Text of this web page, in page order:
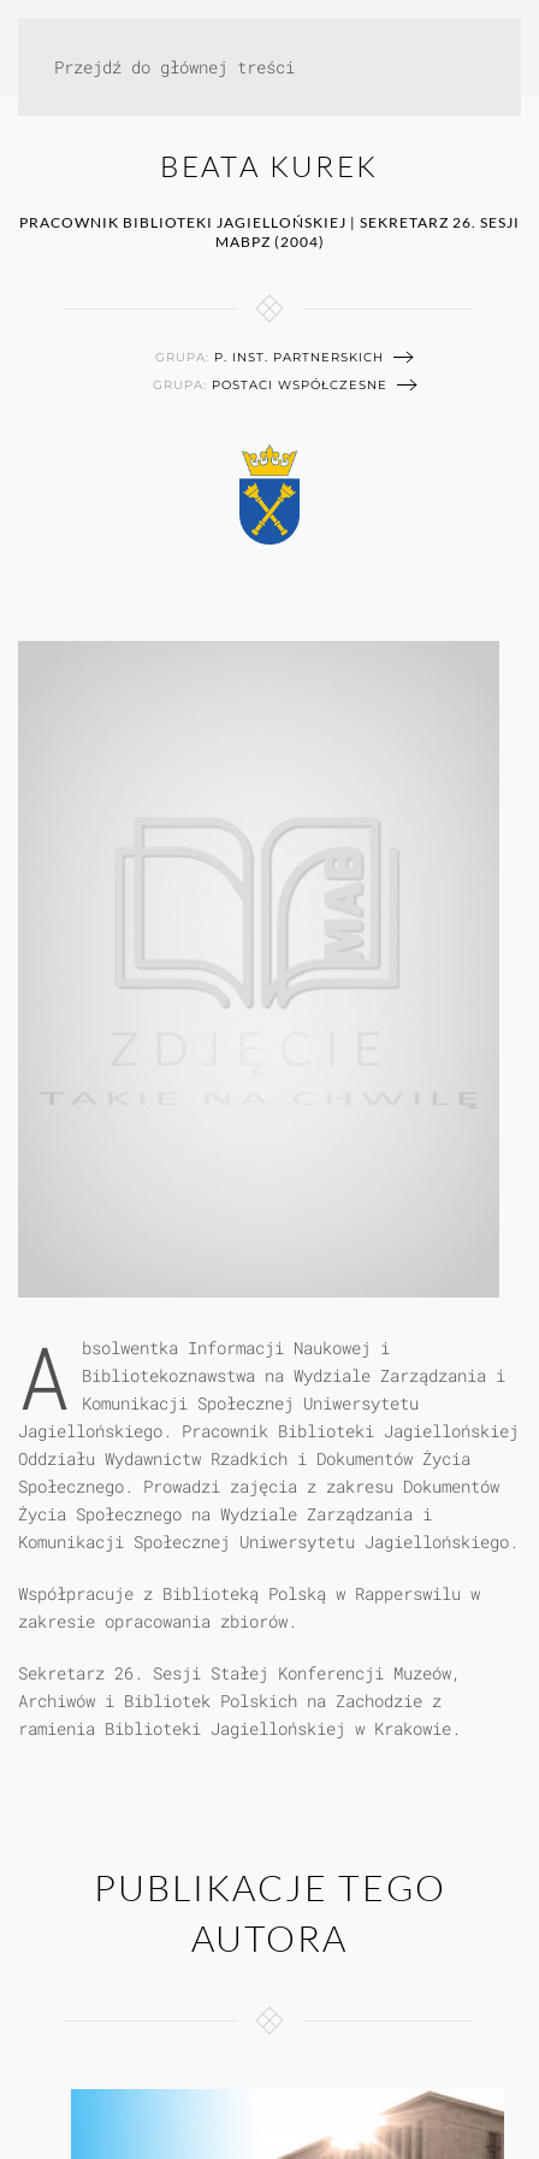
Przejdź do głównej treści
BEATA KUREK
PRACOWNIK BIBLIOTEKI JAGIELLOŃSKIEJ | SEKRETARZ 26. SESJI
MABPZ (2004)
GRUPA: P. INST. PARTNERSKICH
GRUPA: POSTACI WSPÓŁCZESNE
A
bsolwentka Informacji Naukowej i
Bibliotekoznawstwa na Wydziale Zarządzania i
Komunikacji Społecznej Uniwersytetu
Jagiellońskiego. Pracownik Biblioteki Jagiellońskiej
Oddziału Wydawnictw Rzadkich i Dokumentów Życia
Społecznego. Prowadzi zajęcia z zakresu Dokumentów
Życia Społecznego na Wydziale Zarządzania i
Komunikacji Społecznej Uniwersytetu Jagiellońskiego.
Współpracuje z Biblioteką Polską w Rapperswilu w
zakresie opracowania zbiorów.
Sekretarz 26. Sesji Stałej Konferencji Muzeów,
Archiwów i Bibliotek Polskich na Zachodzie z
ramienia Biblioteki Jagiellońskiej w Krakowie.
PUBLIKACJE TEGO
AUTORA